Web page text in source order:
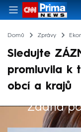
Domů Zprávy
Sledujte
promluvila k
obcí a krajů
Žádná
Výběr redakce